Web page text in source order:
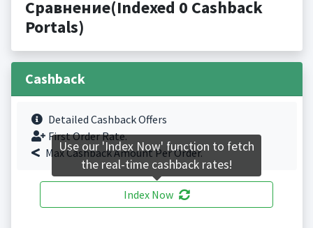
Сравнение(Indexed 0 Cashback
Portals)
Cashback
Detailed Cashback Offers
First Order Rate.
Max Cashback Amount Per Order.
Index Now
Use our 'Index Now' function to fetch
the real-time cashback rates!